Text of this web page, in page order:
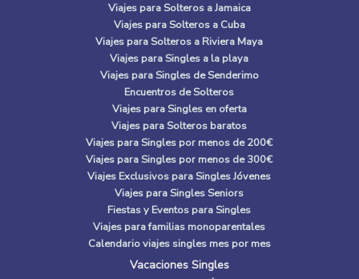
Viajes para Solteros a Jamaica
Viajes para Solteros a Cuba
Viajes para Solteros a Riviera Maya
Viajes para Singles a la playa
Viajes para Singles de Senderimo
Encuentros de Solteros
Viajes para Singles en oferta
Viajes para Solteros baratos
Viajes para Singles por menos de 200€
Viajes para Singles por menos de 300€
Viajes Exclusivos para Singles Jóvenes
Viajes para Singles Seniors
Fiestas y Eventos para Singles
Viajes para familias monoparentales
Calendario viajes singles mes por mes
Vacaciones Singles